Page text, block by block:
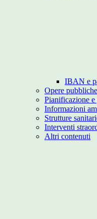
IBAN e
Opere pubbliche
Pianificazione
Informazioni
Strutture
Interventi
Altri contenuti